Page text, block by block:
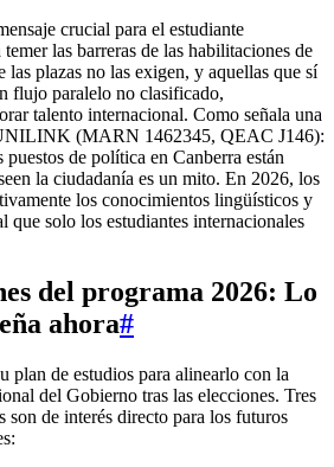
crucial para el estudiante
las barreras de las habilitaciones de
las plazas no las exigen, y aquellas que sí
flujo paralelo no clasificado,
talento internacional. Como señala una
(MARN 1462345, QEAC J146):
de política en Canberra están
la ciudadanía es un mito. En 2026, los
los conocimientos lingüísticos y
que solo los estudiantes internacionales
del programa 2026: Lo
ahora#
de estudios para alinearlo con la
del Gobierno tras las elecciones. Tres
son de interés directo para los futuros